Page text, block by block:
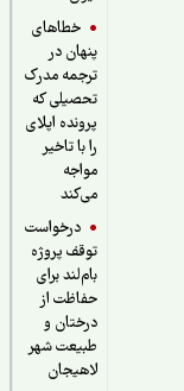
خطاهای
پنهان در
ترجمه مدرک
تحصیلی که
پرونده اپلای
را با تاخیر
درخواست
توقف پروژه
بام‌لند برای
حفاظت از
درختان و
طبیعت شهر
لاهیجان